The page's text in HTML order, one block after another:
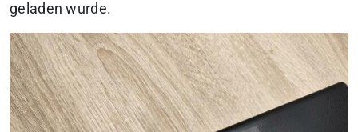
geladen wurde.